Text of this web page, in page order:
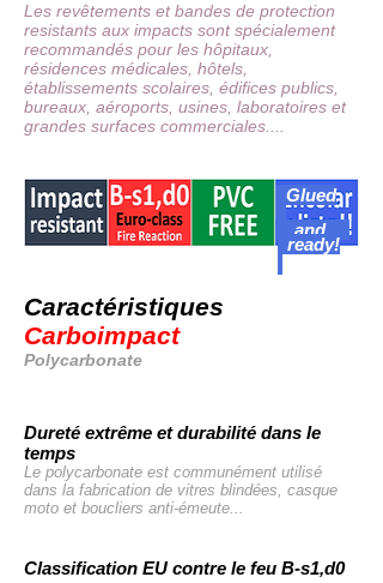
Les revêtements et bandes de protection
resistants aux impacts sont spécialement
recommandés pour les hôpitaux,
résidences médicales, hôtels,
établissements scolaires, édifices publics,
bureaux, aéroports, usines, laboratoires et
grandes surfaces commerciales....
and
Glued
ready!
Caractéristiques
Carboimpact
Polycarbonate
Dureté extrême et durabilité dans le
temps
Le polycarbonate est communément utilisé
dans la fabrication de vitres blindées, casque
moto et boucliers anti-émeute...
Classification EU contre le feu B-s1,d0